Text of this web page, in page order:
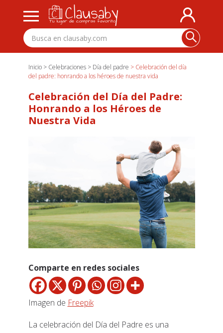
Inicio> Celebraciones> Día del padre > Celebración del día
del padre: honrando a los héroes de nuestra vida
Celebración del Día del Padre:
Honrando a los Héroes de
Nuestra Vida
Comparte en redes sociales
Imagen de Freepik
La celebración del Día del Padre es una